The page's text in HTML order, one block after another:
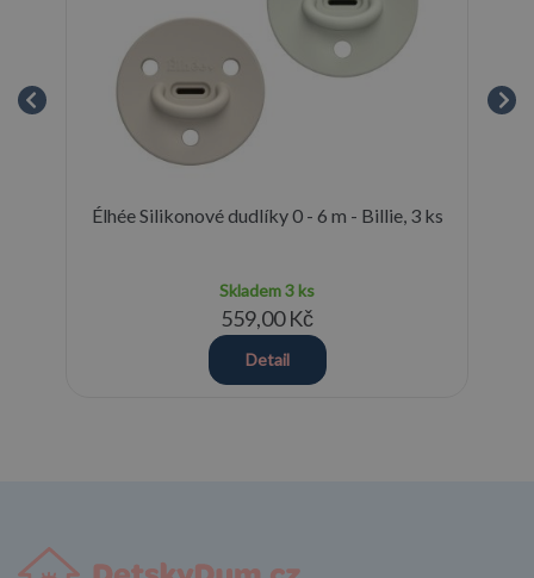
Élhée Silikonové dudlíky 0 - 6 m - Billie, 3 ks
Skladem3 ks
559,00 Kč
Detail